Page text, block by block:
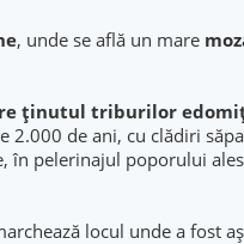
, unde se află un mare
ținutul triburilor
de ani, cu clădiri
în pelerinajul poporului
locul unde a fost